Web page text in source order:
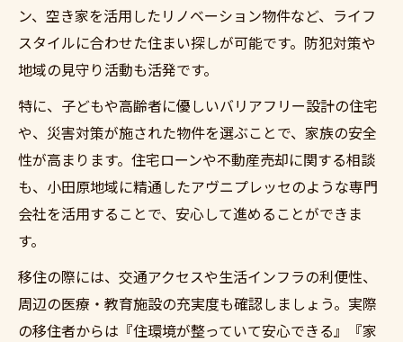
ン、空き家を活用したリノベーション物件など、ライフ
スタイルに合わせた住まい探しが可能です。防犯対策や
地域の見守り活動も活発です。
特に、子どもや高齢者に優しいバリアフリー設計の住宅
や、災害対策が施された物件を選ぶことで、家族の安全
性が高まります。住宅ローンや不動産売却に関する相談
も、小田原地域に精通したアヴニプレッセのような専門
会社を活用することで、安心して進めることができま
す。
移住の際には、交通アクセスや生活インフラの利便性、
周辺の医療・教育施設の充実度も確認しましょう。実際
の移住者からは『住環境が整っていて安心できる』『家